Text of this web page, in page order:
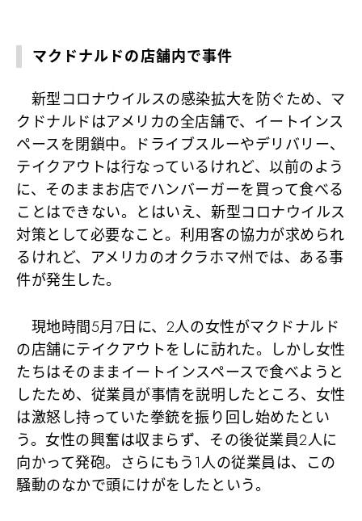
マクドナルドの店舗内で事件
新型コロナウイルスの感染拡大を防ぐため、マ
クドナルドはアメリカの全店舗で、イートインス
ペースを閉鎖中。ドライブスルーやデリバリー、
テイクアウトは行なっているけれど、以前のよう
に、そのままお店でハンバーガーを買って食べる
ことはできない。とはいえ、新型コロナウイルス
対策として必要なこと。利用客の協力が求められ
るけれど、アメリカのオクラホマ州では、ある事
件が発生した。
現地時間5月7日に、2人の女性がマクドナルド
の店舗にテイクアウトをしに訪れた。しかし女性
たちはそのままイートインスペースで食べようと
したため、従業員が事情を説明したところ、女性
は激怒し持っていた拳銃を振り回し始めたとい
う。女性の興奮は収まらず、その後従業員2人に
向かって発砲。さらにもう1人の従業員は、この
騒動のなかで頭にけがをしたという。